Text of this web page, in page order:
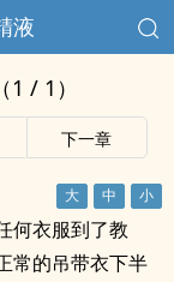
液
/ 1）
下一章
何衣服到了教
常的吊带衣下半